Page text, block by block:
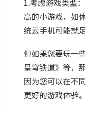
1.考虑游戏类型
高的小游戏，如
统云手机可能就
但如果您要玩一
星穹铁道》等，
因为您可以在不
更好的游戏体验。